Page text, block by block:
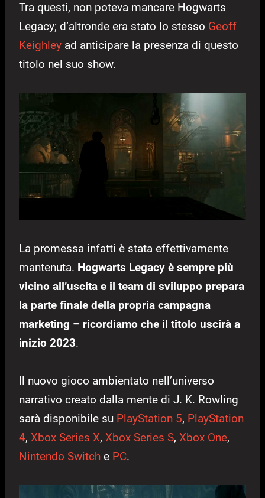
Tra questi, non poteva mancare Hogwarts
Legacy; d’altronde era stato lo stesso Geoff
Keighley ad anticipare la presenza di questo
titolo nel suo show.
La promessa infatti è stata effettivamente
mantenuta. Hogwarts Legacy è sempre più
vicino all’uscita e il team di sviluppo prepara
la parte finale della propria campagna
marketing – ricordiamo che il titolo uscirà a
inizio 2023.
Il nuovo gioco ambientato nell’universo
narrativo creato dalla mente di J. K. Rowling
sarà disponibile su PlayStation 5, PlayStation
4, Xbox Series X, Xbox Series S, Xbox One,
Nintendo Switch e PC.